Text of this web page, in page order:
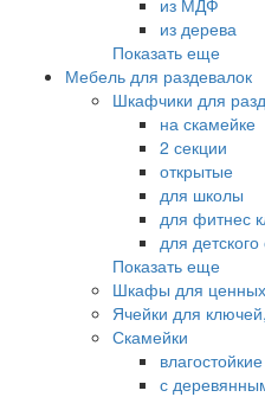
из дерева
Показать еще
Мебель для раздевалок
Шкафчики для
на скамейке
2 секции
открытые
для школы
для фитнес
для детского
Показать еще
Шкафы для
Ячейки для
Скамейки
влагостойкие
с